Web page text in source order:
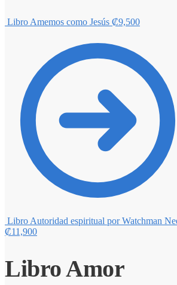
Libro Amemos como Jesús ₡9,500
Libro Autoridad espiritual por Watchman
₡11,900
Libro Amor